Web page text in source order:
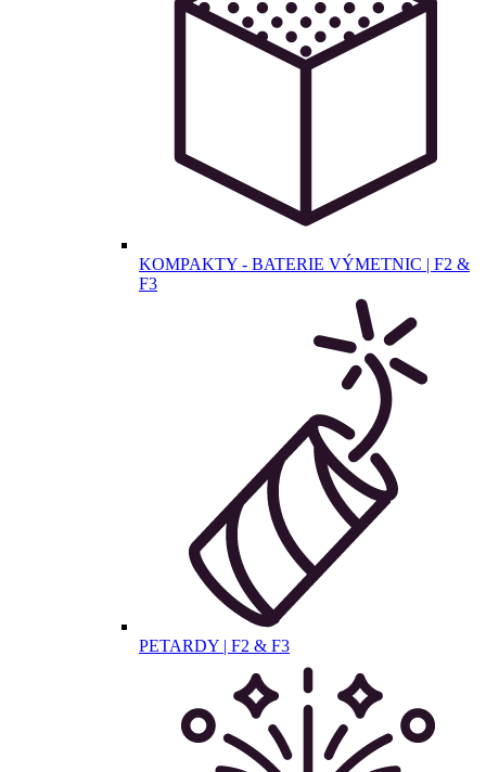
KOMPAKTY - BATERIE VÝMETNIC | F2 &
F3
PETARDY | F2 & F3